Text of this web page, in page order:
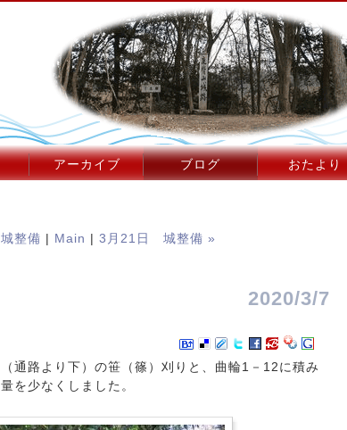
アーカイブ ブログ おたより
整備 | Main | 3月21日 城整備 »
2020/3/7
通路より下）の笹（篠）刈りと、曲輪1－12に積み
を少なくしました。